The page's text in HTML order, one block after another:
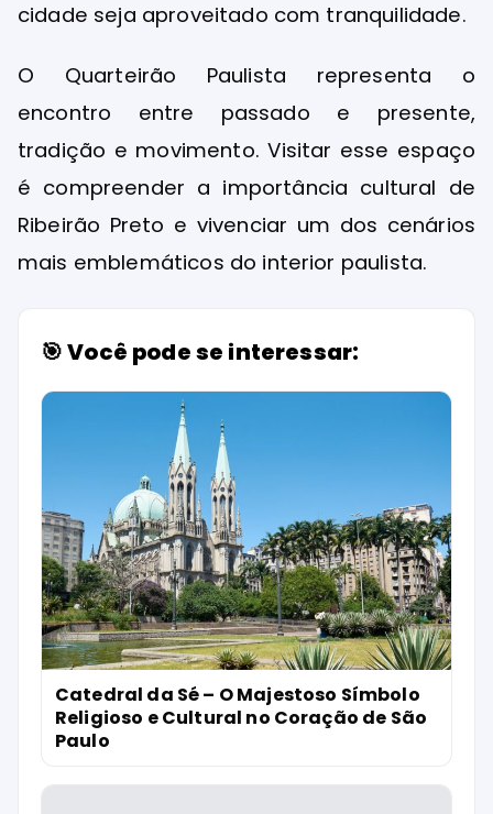
cidade seja aproveitado com tranquilidade.
O Quarteirão Paulista representa o
encontro entre passado e presente,
tradição e movimento. Visitar esse espaço
é compreender a importância cultural de
Ribeirão Preto e vivenciar um dos cenários
mais emblemáticos do interior paulista.
🎯 Você pode se interessar:
Catedral da Sé – O Majestoso Símbolo
Religioso e Cultural no Coração de São
Paulo